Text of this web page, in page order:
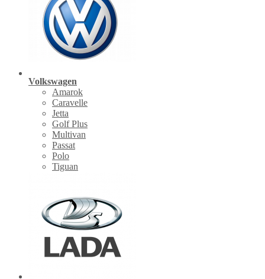
Volkswagen
Amarok
Caravelle
Jetta
Golf Plus
Multivan
Passat
Polo
Tiguan